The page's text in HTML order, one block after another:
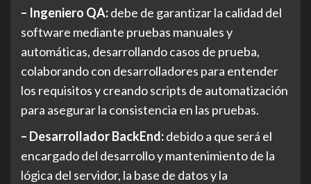
– Ingeniero QA:debe de garantizar la calidad del
software mediante pruebas manuales y
automáticas, desarrollando casos de prueba,
colaborando con desarrolladores para entender
los requisitos y creando scripts de automatización
para asegurar la consistencia en las pruebas.
– Desarrollador BackEnd:debido a que será el
encargado del desarrollo y mantenimiento de la
lógica del servidor, la base de datos y la